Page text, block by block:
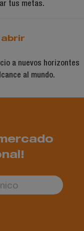
tus metas.
a nuevos horizontes
al mundo.